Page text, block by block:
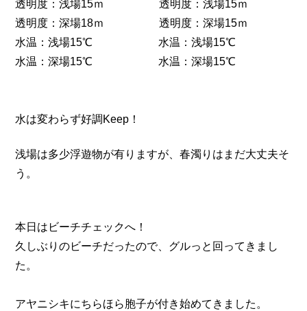
透明度：浅場15ｍ 透明度：浅場15ｍ
透明度：深場18ｍ 透明度：深場15ｍ
水温：浅場15℃ 水温：浅場15℃
水温：深場15℃ 水温：深場15℃
水は変わらず好調Keep！
浅場は多少浮遊物が有りますが、春濁りはまだ大丈夫そ
う。
本日はビーチチェックへ！
久しぶりのビーチだったので、グルっと回ってきまし
た。
アヤニシキにちらほら胞子が付き始めてきました。